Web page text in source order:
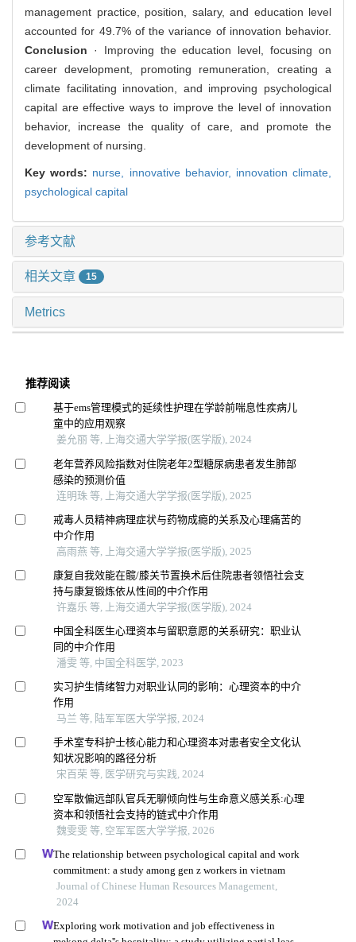
management practice, position, salary, and education level
accounted for 49.7% of the variance of innovation behavior.
Conclusion · Improving the education level, focusing on
career development, promoting remuneration, creating a
climate facilitating innovation, and improving psychological
capital are effective ways to improve the level of innovation
behavior, increase the quality of care, and promote the
development of nursing.
Key words: nurse, innovative behavior, innovation climate,
psychological capital
参考文献
相关文章 15
Metrics
推荐阅读
基于ems管理模式的延续性护理在学龄前喘息性疾病儿
童中的应用观察
姜允丽 等, 上海交通大学学报(医学版), 2024
老年营养风险指数对住院老年2型糖尿病患者发生肺部
感染的预测价值
连明珠 等, 上海交通大学学报(医学版), 2025
戒毒人员精神病理症状与药物成瘾的关系及心理痛苦的
中介作用
高雨燕 等, 上海交通大学学报(医学版), 2025
康复自我效能在髋/膝关节置换术后住院患者领悟社会支
持与康复锻炼依从性间的中介作用
许嘉乐 等, 上海交通大学学报(医学版), 2024
中国全科医生心理资本与留职意愿的关系研究：职业认
同的中介作用
潘雯 等, 中国全科医学, 2023
实习护生情绪智力对职业认同的影响：心理资本的中介
作用
马兰 等, 陆军军医大学学报, 2024
手术室专科护士核心能力和心理资本对患者安全文化认
知状况影响的路径分析
宋百荣 等, 医学研究与实践, 2024
空军散偏远部队官兵无聊倾向性与生命意义感关系:心理
资本和领悟社会支持的链式中介作用
魏雯雯 等, 空军军医大学学报, 2026
The relationship between psychological capital and work
commitment: a study among gen z workers in vietnam
Journal of Chinese Human Resources Management,
2024
Exploring work motivation and job effectiveness in